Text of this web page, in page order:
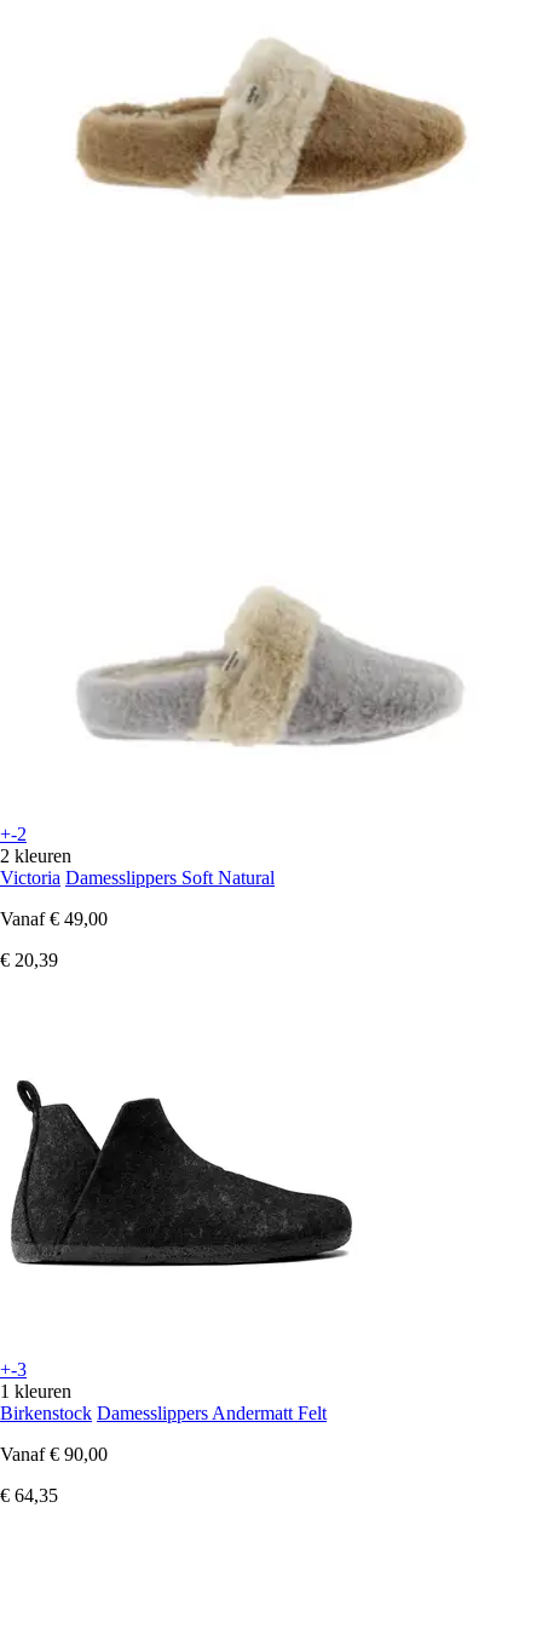
+-2
2 kleuren
Victoria Damesslippers Soft Natural
Vanaf € 49,00
€ 20,39
+-3
1 kleuren
Birkenstock Damesslippers Andermatt Felt
Vanaf € 90,00
€ 64,35